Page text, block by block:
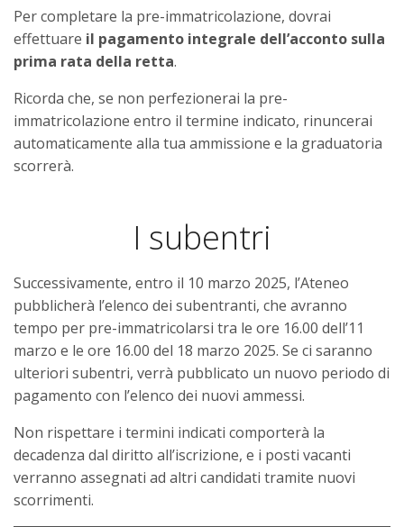
Per completare la pre-immatricolazione, dovrai
effettuare il pagamento integrale dell’acconto sulla
prima rata della retta.
Ricorda che, se non perfezionerai la pre-
immatricolazione entro il termine indicato, rinuncerai
automaticamente alla tua ammissione e la graduatoria
scorrerà.
I subentri
Successivamente, entro il 10 marzo 2025, l’Ateneo
pubblicherà l’elenco dei subentranti, che avranno
tempo per pre-immatricolarsi tra le ore 16.00 dell’11
marzo e le ore 16.00 del 18 marzo 2025. Se ci saranno
ulteriori subentri, verrà pubblicato un nuovo periodo di
pagamento con l’elenco dei nuovi ammessi.
Non rispettare i termini indicati comporterà la
decadenza dal diritto all’iscrizione, e i posti vacanti
verranno assegnati ad altri candidati tramite nuovi
scorrimenti.